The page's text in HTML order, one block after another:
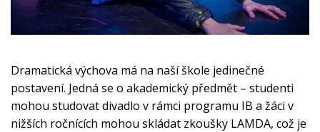
Dramatická výchova má na naší škole jedinečné
postavení. Jedná se o akademický předmět – studenti
mohou studovat divadlo v rámci programu IB a žáci v
nižších ročnících mohou skládat zkoušky LAMDA, což je